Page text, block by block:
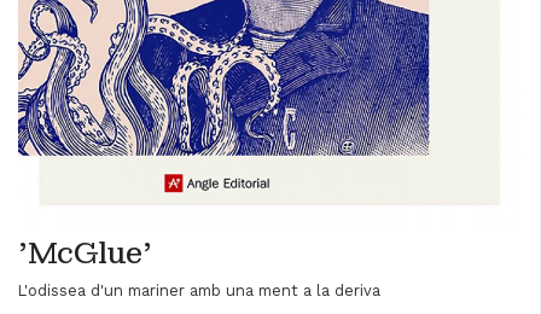
'McGlue'
L'odissea d'un mariner amb una ment a la deriva